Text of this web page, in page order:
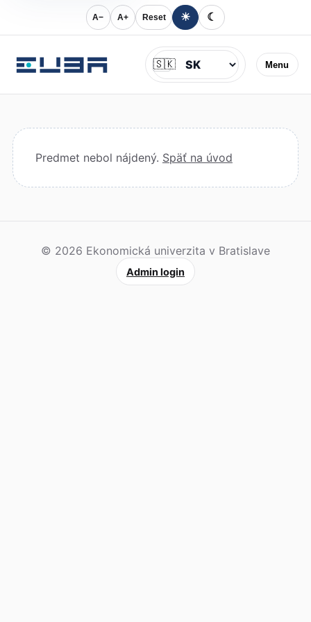
A− A+ Reset ☀ ☾
Menu
Jazyk
🇸🇰
Predmet nebol nájdený. Späť na úvod
© 2026 Ekonomická univerzita v Bratislave
Admin login